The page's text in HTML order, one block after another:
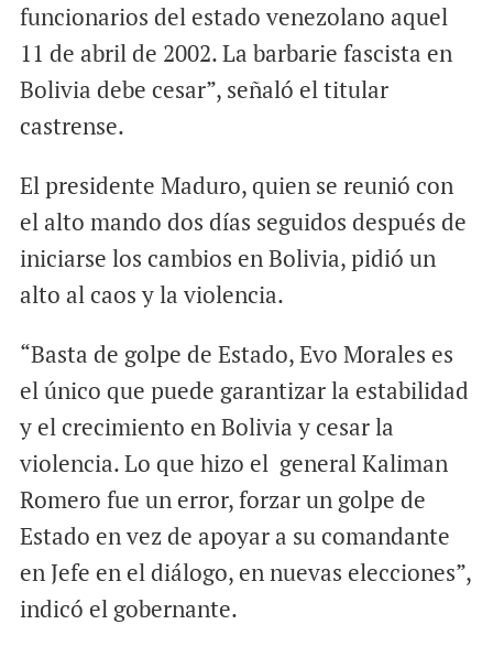
funcionarios del estado venezolano aquel
11 de abril de 2002. La barbarie fascista en
Bolivia debe cesar”, señaló el titular
castrense.
El presidente Maduro, quien se reunió con
el alto mando dos días seguidos después de
iniciarse los cambios en Bolivia, pidió un
alto al caos y la violencia.
“Basta de golpe de Estado, Evo Morales es
el único que puede garantizar la estabilidad
y el crecimiento en Bolivia y cesar la
violencia. Lo que hizo el general Kaliman
Romero fue un error, forzar un golpe de
Estado en vez de apoyar a su comandante
en Jefe en el diálogo, en nuevas elecciones”,
indicó el gobernante.